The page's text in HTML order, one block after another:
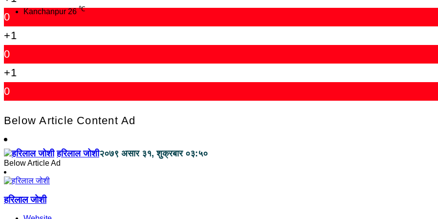
Kanchanpur 26 ℃
0
+1
0
+1
0
Below Article Content Ad
हरिलाल जोशी२०७९ असार ३१, शुक्रबार ०३:५०
Below Article Ad
हरिलाल जोशी